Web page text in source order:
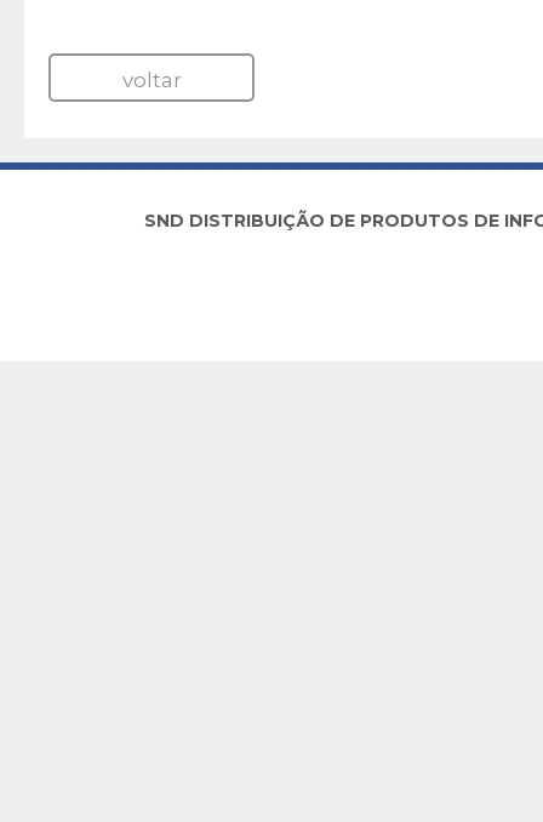
voltar
SND DISTRIBUIÇÃO DE PRODUTOS DE